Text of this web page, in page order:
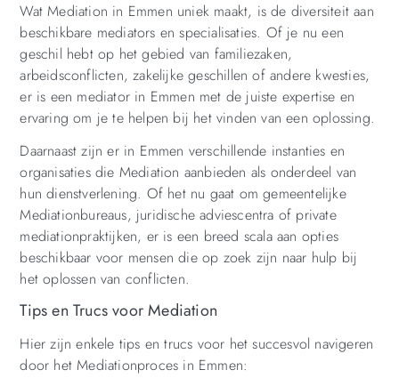
Wat Mediation in Emmen uniek maakt, is de diversiteit aan
beschikbare mediators en specialisaties. Of je nu een
geschil hebt op het gebied van familiezaken,
arbeidsconflicten, zakelijke geschillen of andere kwesties,
er is een mediator in Emmen met de juiste expertise en
ervaring om je te helpen bij het vinden van een oplossing.
Daarnaast zijn er in Emmen verschillende instanties en
organisaties die Mediation aanbieden als onderdeel van
hun dienstverlening. Of het nu gaat om gemeentelijke
Mediationbureaus, juridische adviescentra of private
mediationpraktijken, er is een breed scala aan opties
beschikbaar voor mensen die op zoek zijn naar hulp bij
het oplossen van conflicten.
Tips en Trucs voor Mediation
Hier zijn enkele tips en trucs voor het succesvol navigeren
door het Mediationproces in Emmen: